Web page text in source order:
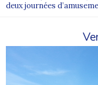
deux journées